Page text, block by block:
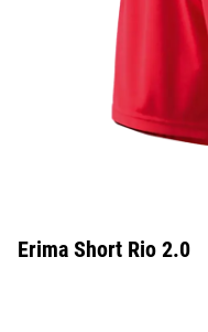
Erima Short Rio 2.0